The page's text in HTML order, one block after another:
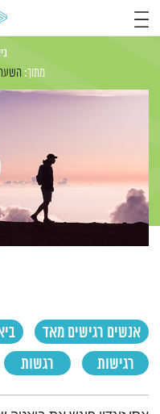
מתוך:
אנשים רגישים מאד
רגישות
רגשות